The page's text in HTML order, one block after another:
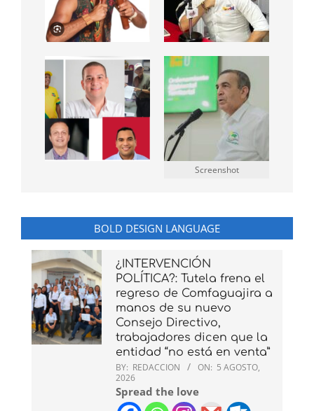
Screenshot
BOLD DESIGN LANGUAGE
¿INTERVENCIÓN
POLÍTICA?: Tutela frena el
regreso de Comfaguajira a
manos de su nuevo
Consejo Directivo,
trabajadores dicen que la
entidad “no está en venta”
BY: REDACCION ON: 5 AGOSTO,
2026
Spread the love